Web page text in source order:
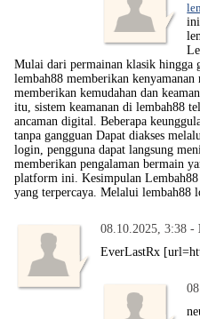
Mulai dari permainan klasik hingga
lembah88 memberikan
memberikan kemudahan dan
itu, sistem keamanan di lembah88
ancaman digital. Beberapa
tanpa gangguan Dapat diakses
login, pengguna dapat langsung
memberikan pengalaman bermain
platform ini. Kesimpulan Lembah88
yang terpercaya. Melalui lembah88
08.10.2025, 3:38 -
EverLastRx